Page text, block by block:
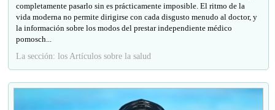
completamente pasarlo sin es prácticamente imposible. El ritmo de la
vida moderna no permite dirigirse con cada disgusto menudo al doctor, y
la información sobre los modos del prestar independiente médico
pomosch...
La sección: los Artículos sobre la salud